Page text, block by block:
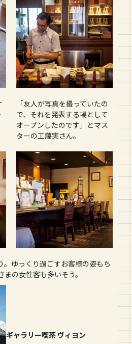
「友人が写真を撮っていたの
で、それを発表する場として
オープンしたのです」とマス
ターの工藤実さん。
。ゆっくり過ごすお客様の姿もち
の女性客も多いそう。
ギャラリー喫茶 ヴィヨン